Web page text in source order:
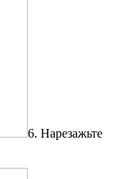
6. Нарезажьте